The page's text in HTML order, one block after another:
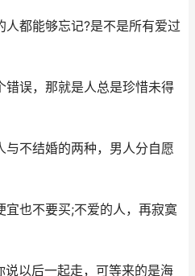
都能够忘记?是不是所有爱过
错误，那就是人总是珍惜未得
与不结婚的两种，男人分自愿
也不要买;不爱的人，再寂寞
说以后一起走，可等来的是海